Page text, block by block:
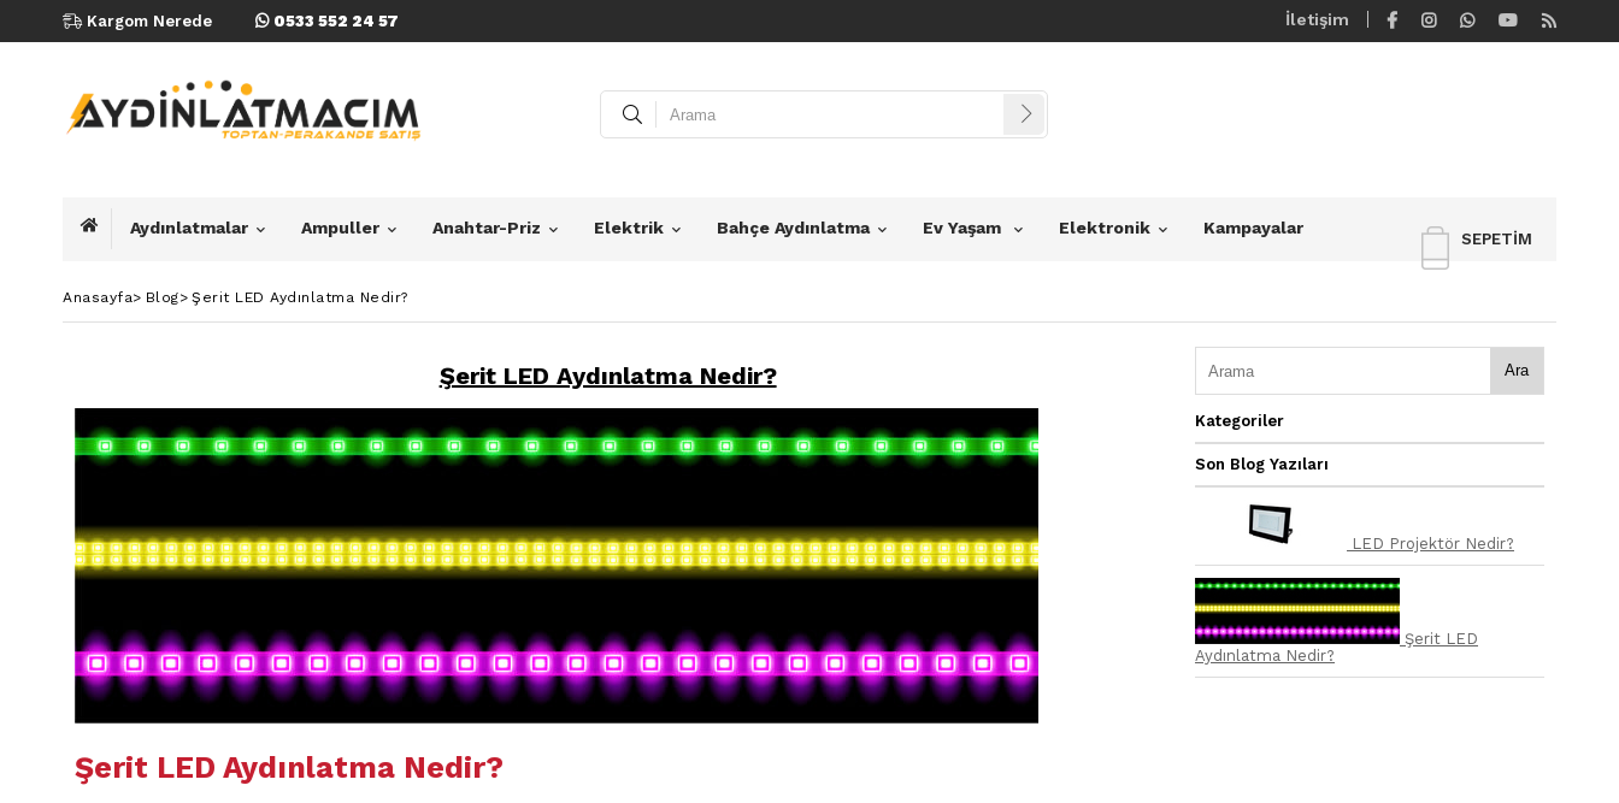
Kargom Nerede 0533 552 24 57 İletişim
SEPETIM
Aydınlatmalar Ampuller Anahtar-Priz Elektrik Bahçe Aydınlatma Ev Yaşam Elektronik Kampayalar
Anasayfa> Blog> Şerit LED Aydınlatma Nedir?
Şerit LED Aydınlatma Nedir?
Şerit LED Aydınlatma Nedir?
Ara
Kategoriler
Son Blog Yazıları
LED Projektör Nedir?
Şerit LED
Aydınlatma Nedir?